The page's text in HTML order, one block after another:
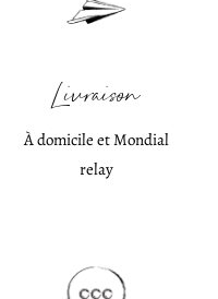
Livraison
À domicile et Mondial
relay